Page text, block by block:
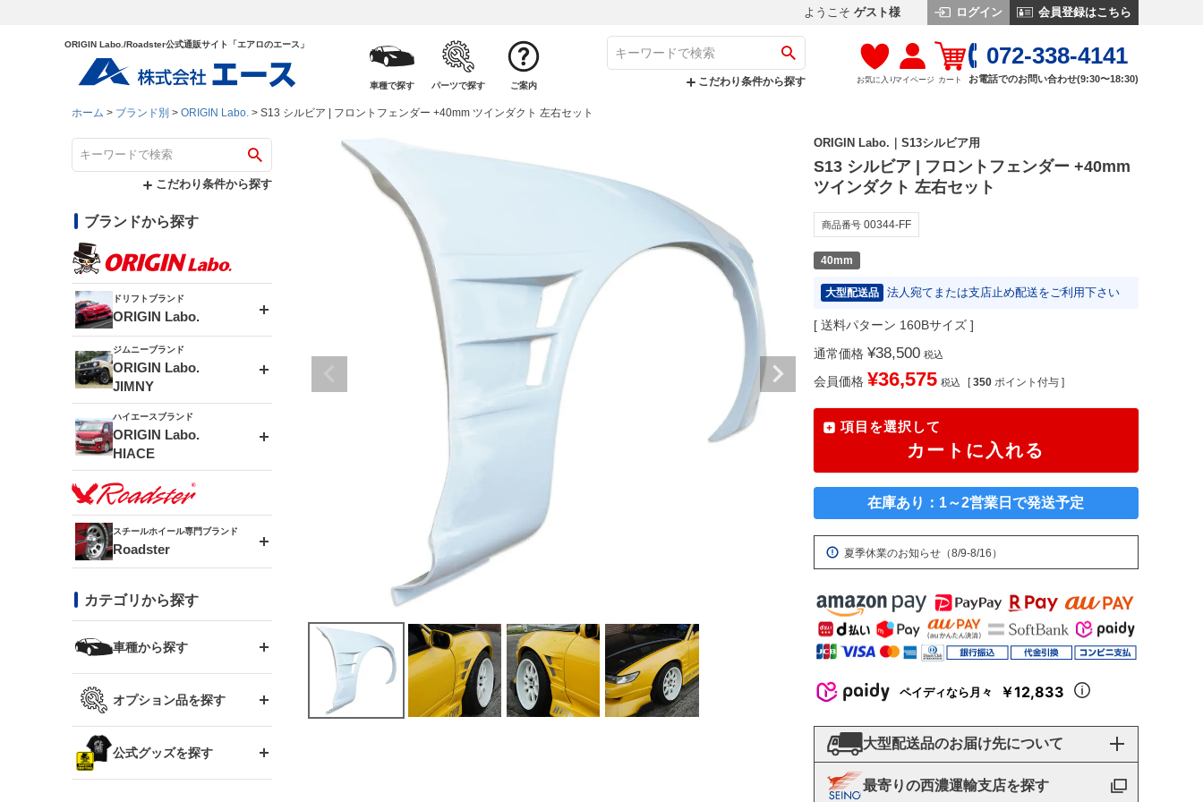
ようこそ ゲスト様 ログイン 会員登録はこちら
ORIGIN Labo./Roadster公式通販サイト「エアロのエース」
車種で探す パーツで探す ご案内 こだわり条件から探す お気に入りマイページ カート
072-338-4141
お電話でのお問い合わせ(9:30〜18:30)
ホーム ブランド別 ORIGIN Labo. S13 シルビア | フロントフェンダー +40mm ツインダクト 左右セット
こだわり条件から探す
ブランドから探す
ドリフトブランド
ORIGIN Labo.
エアロシリーズ
ドリフトライン
風神(180SX)
雷神(S15)
龍神(チェイサー)
レーシングライン
アタックライン
ストリームライン
スタイリッシュライン
フロントフェンダー
リアフェンダー
ブラッシュフェンダー
コンバットアイ
GTウイング
リアウイング
ルーフウイング
ボンネット
ジムニーブランド
ORIGIN Labo.
JIMNY
アルミホイール
MUD-ZEUS
アルミホイール
MUD-SR7
MUD-S7
ボンネット
フェンダー
サイドパーツ
ハイエースブランド
ORIGIN Labo.
HIACE
エアロシリーズ
LUX MODEL SP
LUX MODEL
RUGGER MODEL
GROUND MODEL
PHANTOM LIP
オーバーフェンダー
リアウイング
スムージングバンパー
ワイパーガード
内装パーツ
スチールホイール専門ブランド
Roadster
DAYTONA-RS
DAYTONA-RS NEO
まつど家 鉄漢
まつど家 鉄心
カテゴリから探す
車種から探す
トヨタ
シルビア S13
スズキ
オプション品を探す
GTウイング用ラダー
公式グッズを探す
ORIGIN Labo.｜S13シルビア用
S13 シルビア | フロントフェンダー +40mm
ツインダクト 左右セット
商品番号 00344-FF
40mm
大型配送品 法人宛てまたは支店止め配送をご利用下さい
送料パターン 160Bサイズ
通常価格 ¥38,500 税込
会員価格 ¥36,575 税込 [ 350 ポイント付与 ]
項目を選択して
カートに入れる
在庫あり：1～2営業日で発送予定
夏季休業のお知らせ（8/9-8/16）
ペイディなら月々 ￥12,833
大型配送品のお届け先について
最寄りの西濃運輸支店を探す